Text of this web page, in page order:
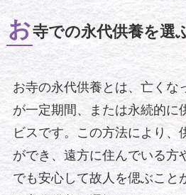
お寺での永代供養を選
お寺の永代供養とは、亡くな
が一定期間、または永続的に
ビスです。この方法により、
ができ、遠方に住んでいる方
でも安心して故人を偲ぶこと